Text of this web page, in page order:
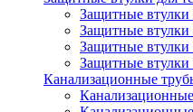
Защитные втулки
Защитные втулки
Защитные втулки
Защитные втулки
Канализационные